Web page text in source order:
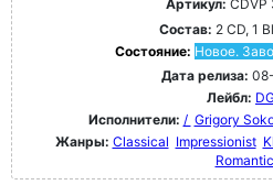
Артикул: CDVP
Состав: 2 CD, 1
Состояние: Новое.
Дата релиза:
Лейбл:
Исполнители: / Grigory
Жанры: Classical Impressionist
Romantic